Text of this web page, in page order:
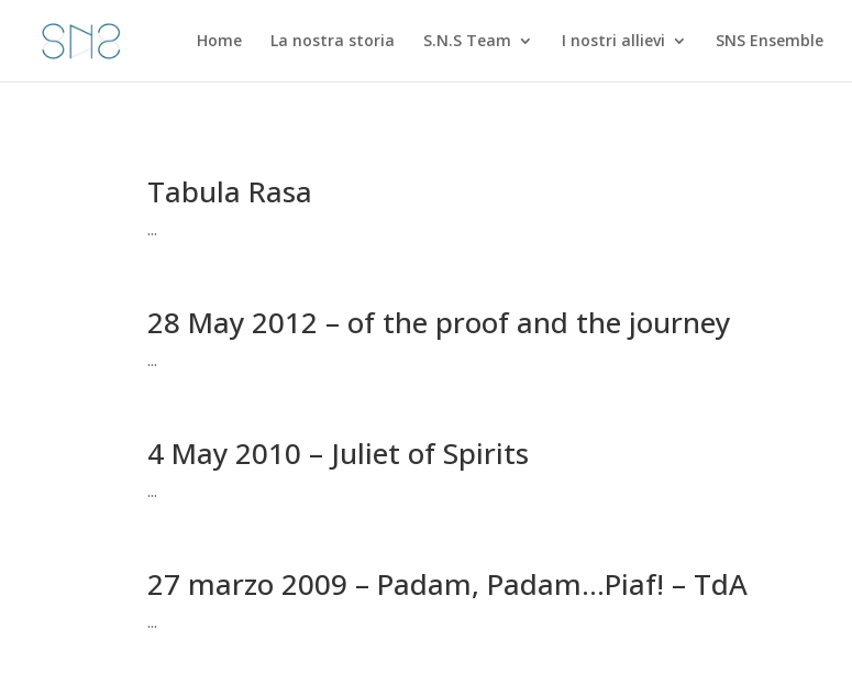
Home La nostra storia S.N.S Team I nostri allievi SNS Ensemble
Tabula Rasa
...
28 May 2012 – of the proof and the journey
...
4 May 2010 – Juliet of Spirits
...
27 marzo 2009 – Padam, Padam…Piaf! – TdA
...